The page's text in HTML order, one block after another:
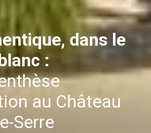
dans le
:
au Château
Serre